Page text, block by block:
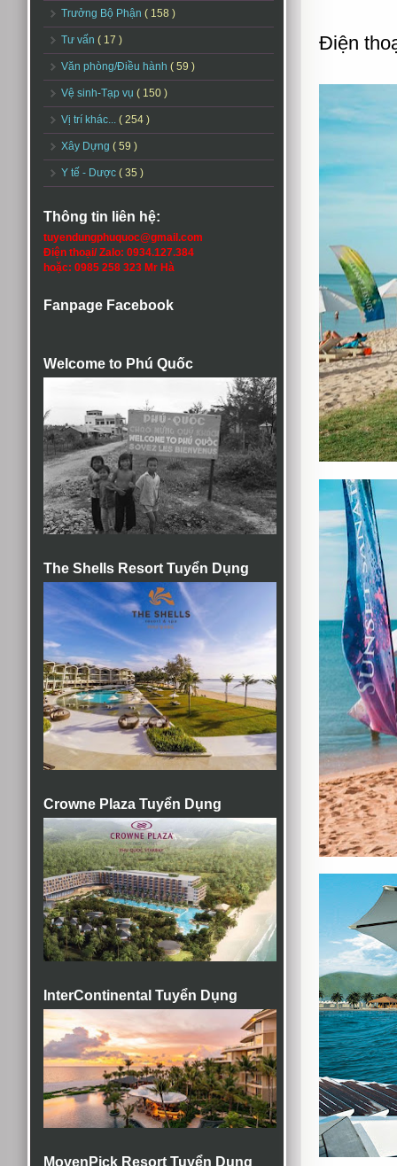
Trưởng Bộ Phận ( 158 )
Tư vấn ( 17 )
Văn phòng/Điều hành ( 59 )
Vệ sinh-Tạp vụ ( 150 )
Vị trí khác... ( 254 )
Xây Dựng ( 59 )
Y tế - Dược ( 35 )
Thông tin liên hệ:
tuyendungphuquoc@gmail.com
Điện thoại/ Zalo: 0934.127.384
hoặc: 0985 258 323 Mr Hà
Fanpage Facebook
Welcome to Phú Quốc
The Shells Resort Tuyển Dụng
Crowne Plaza Tuyển Dụng
InterContinental Tuyển Dụng
MovenPick Resort Tuyển Dụng
Điện